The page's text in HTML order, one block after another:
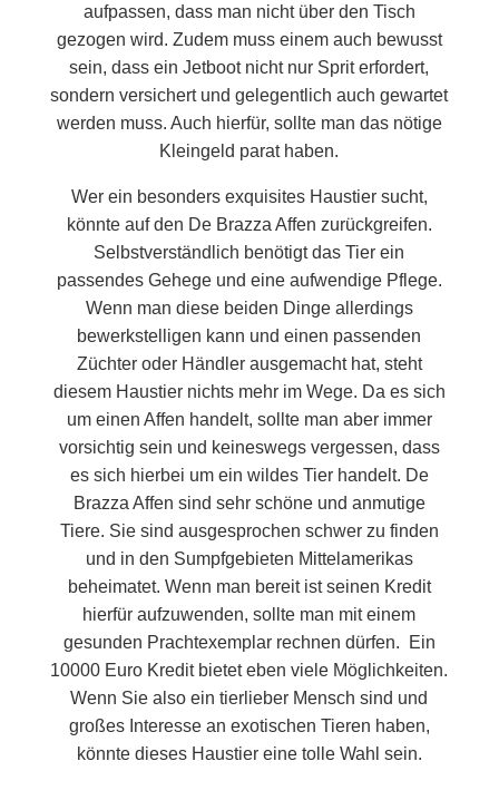
aufpassen, dass man nicht über den Tisch
gezogen wird. Zudem muss einem auch bewusst
sein, dass ein Jetboot nicht nur Sprit erfordert,
sondern versichert und gelegentlich auch gewartet
werden muss. Auch hierfür, sollte man das nötige
Kleingeld parat haben.
Wer ein besonders exquisites Haustier sucht,
könnte auf den De Brazza Affen zurückgreifen.
Selbstverständlich benötigt das Tier ein
passendes Gehege und eine aufwendige Pflege.
Wenn man diese beiden Dinge allerdings
bewerkstelligen kann und einen passenden
Züchter oder Händler ausgemacht hat, steht
diesem Haustier nichts mehr im Wege. Da es sich
um einen Affen handelt, sollte man aber immer
vorsichtig sein und keineswegs vergessen, dass
es sich hierbei um ein wildes Tier handelt. De
Brazza Affen sind sehr schöne und anmutige
Tiere. Sie sind ausgesprochen schwer zu finden
und in den Sumpfgebieten Mittelamerikas
beheimatet. Wenn man bereit ist seinen Kredit
hierfür aufzuwenden, sollte man mit einem
gesunden Prachtexemplar rechnen dürfen. Ein
10000 Euro Kredit bietet eben viele Möglichkeiten.
Wenn Sie also ein tierlieber Mensch sind und
großes Interesse an exotischen Tieren haben,
könnte dieses Haustier eine tolle Wahl sein.